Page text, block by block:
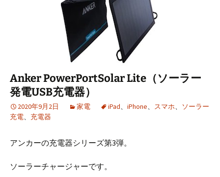
Anker PowerPortSolar Lite（ソーラー
発電USB充電器）
2020年9月2日 家電 iPad、 iPhone、 スマホ、
ソーラー
充電、 充電器
アンカーの充電器シリーズ第3弾。
ソーラーチャージャーです。